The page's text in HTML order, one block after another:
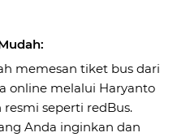
memesan tiket bus dari
online melalui Haryanto
seperti redBus.
Anda inginkan dan